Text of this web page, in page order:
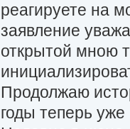
реагируете на
заявление
открытой мною
Продолжаю
годы теперь